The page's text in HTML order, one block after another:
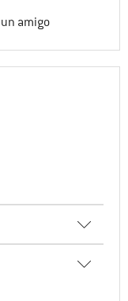
amigo